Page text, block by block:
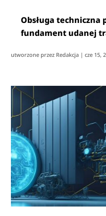
Obsługa techniczna
fundament udanej
utworzone przez Redakcja |cze 15,